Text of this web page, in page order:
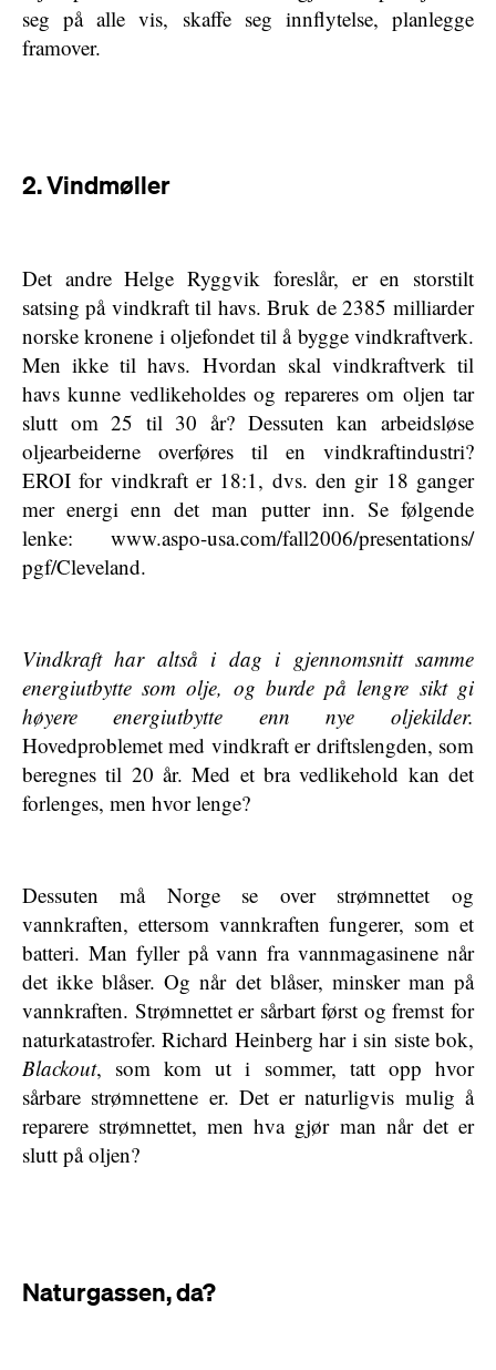
seg på alle vis, skaffe seg innflytelse, planlegge
framover.
2. Vindmøller
Det andre Helge Ryggvik foreslår, er en storstilt
satsing på vindkraft til havs. Bruk de 2385 milliarder
norske kronene i oljefondet til å bygge vindkraftverk.
Men ikke til havs. Hvordan skal vindkraftverk til
havs kunne vedlikeholdes og repareres om oljen tar
slutt om 25 til 30 år? Dessuten kan arbeidsløse
oljearbeiderne overføres til en vindkraftindustri?
EROI for vindkraft er 18:1, dvs. den gir 18 ganger
mer energi enn det man putter inn. Se følgende
lenke: www.aspo-usa.com/fall2006/presentations/
pgf/Cleveland.
Vindkraft har altså i dag i gjennomsnitt samme
energiutbytte som olje, og burde på lengre sikt gi
høyere energiutbytte enn nye oljekilder.
Hovedproblemet med vindkraft er driftslengden, som
beregnes til 20 år. Med et bra vedlikehold kan det
forlenges, men hvor lenge?
Dessuten må Norge se over strømnettet og
vannkraften, ettersom vannkraften fungerer, som et
batteri. Man fyller på vann fra vannmagasinene når
det ikke blåser. Og når det blåser, minsker man på
vannkraften. Strømnettet er sårbart først og fremst for
naturkatastrofer. Richard Heinberg har i sin siste bok,
Blackout, som kom ut i sommer, tatt opp hvor
sårbare strømnettene er. Det er naturligvis mulig å
reparere strømnettet, men hva gjør man når det er
slutt på oljen?
Naturgassen, da?